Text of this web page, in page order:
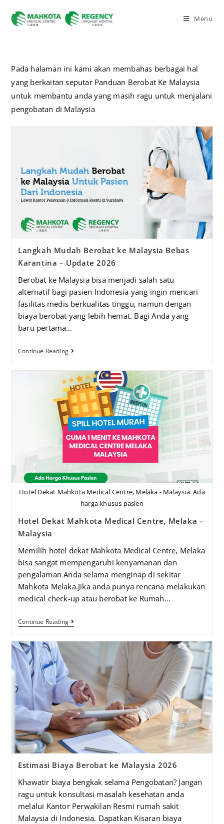
Menu
Pada halaman ini kami akan membahas berbagai hal
yang berkaitan seputar Panduan Berobat Ke Malaysia
untuk membantu anda yang masih ragu untuk menjalani
pengobatan di Malaysia
Langkah Mudah Berobat ke Malaysia Bebas
Karantina – Update 2026
Berobat ke Malaysia bisa menjadi salah satu
alternatif bagi pasien Indonesia yang ingin mencari
fasilitas medis berkualitas tinggu, namun dengan
biaya berobat yang lebih hemat. Bagi Anda yang
baru pertama…
Continue Reading
Hotel Dekat Mahkota Medical Centre, Melaka - Malaysia. Ada
harga khusus pasien
Hotel Dekat Mahkota Medical Centre, Melaka –
Malaysia
Memilih hotel dekat Mahkota Medical Centre, Melaka
bisa sangat mempengaruhi kenyamanan dan
pengalaman Anda selama menginap di sekitar
Mahkota Melaka.Jika anda punya rencana melakukan
medical check-up atau berobat ke Rumah…
Continue Reading
Estimasi Biaya Berobat ke Malaysia 2026
Khawatir biaya bengkak selama Pengobatan? Jangan
ragu untuk konsultasi masalah kesehatan anda
melalui Kantor Perwakilan Resmi rumah sakit
Malaysia di Indonesia. Dapatkan Kisaran biaya